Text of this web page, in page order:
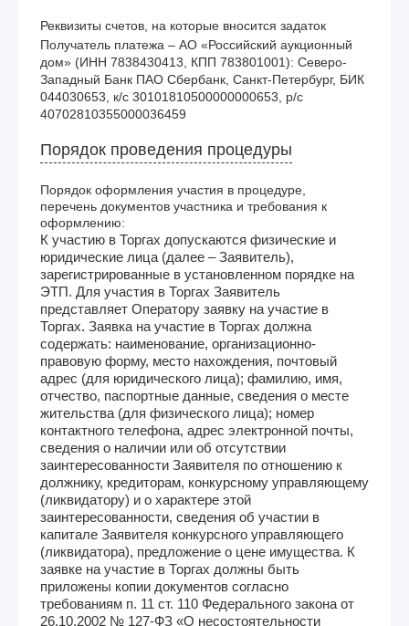
Реквизиты счетов, на которые вносится задаток
Получатель платежа – АО «Российский аукционный
дом» (ИНН 7838430413, КПП 783801001): Северо-
Западный Банк ПАО Сбербанк, Санкт-Петербург, БИК
044030653, к/с 30101810500000000653, р/с
40702810355000036459
Порядок проведения процедуры
Порядок оформления участия в процедуре,
перечень документов участника и требования к
оформлению:
К участию в Торгах допускаются физические и
юридические лица (далее – Заявитель),
зарегистрированные в установленном порядке на
ЭТП. Для участия в Торгах Заявитель
представляет Оператору заявку на участие в
Торгах. Заявка на участие в Торгах должна
содержать: наименование, организационно-
правовую форму, место нахождения, почтовый
адрес (для юридического лица); фамилию, имя,
отчество, паспортные данные, сведения о месте
жительства (для физического лица); номер
контактного телефона, адрес электронной почты,
сведения о наличии или об отсутствии
заинтересованности Заявителя по отношению к
должнику, кредиторам, конкурсному управляющему
(ликвидатору) и о характере этой
заинтересованности, сведения об участии в
капитале Заявителя конкурсного управляющего
(ликвидатора), предложение о цене имущества. К
заявке на участие в Торгах должны быть
приложены копии документов согласно
требованиям п. 11 ст. 110 Федерального закона от
26.10.2002 № 127-ФЗ «О несостоятельности